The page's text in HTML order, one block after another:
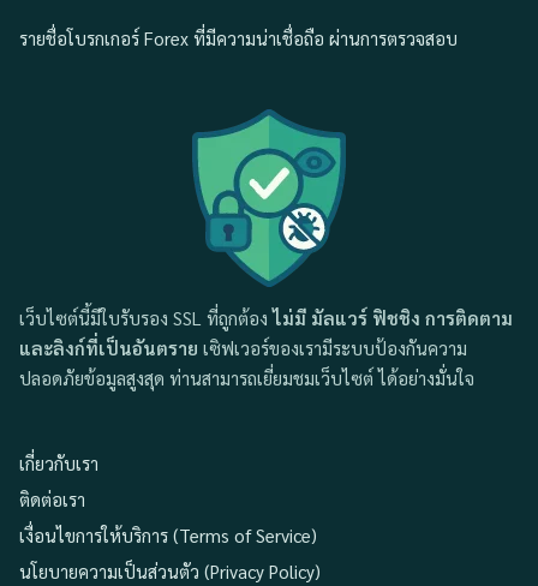
รายชื่อโบรกเกอร์ Forex ที่มีความน่าเชื่อถือ ผ่านการตรวจสอบ
เว็บไซต์นี้มีใบรับรอง SSL ที่ถูกต้องไม่มี มัลแวร์ ฟิชชิง การติดตาม
และลิงก์ที่เป็นอันตราย เซิฟเวอร์ของเรามีระบบป้องกันความ
ปลอดภัยข้อมูลสูงสุด ท่านสามารถเยี่ยมชมเว็บไซต์ ได้อย่างมั่นใจ
เกี่ยวกับเรา
ติดต่อเรา
เงื่อนไขการให้บริการ (Terms of Service)
นโยบายความเป็นส่วนตัว (Privacy Policy)